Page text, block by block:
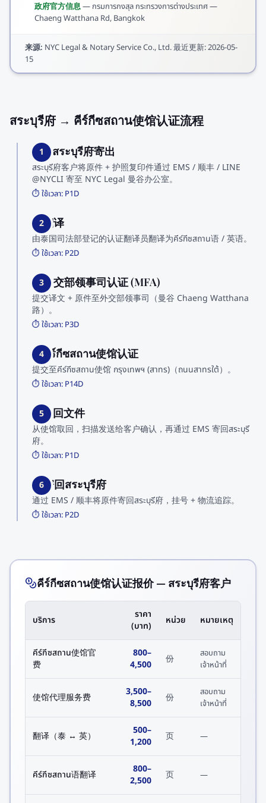
政府官方信息— กรมการกงสุล กระทรวงการต่างประเทศ —
Chaeng Watthana Rd, Bangkok
来源: NYC Legal & Notary Service Co., Ltd.最近更新:2026-05-
15
สระบุรี府 → คีร์กีซสถาน使馆认证流程
1
1. 从สระบุรี府寄出
สระบุรี府客户将原件 + 护照复印件通过 EMS / 顺丰 / LINE
@NYCLI 寄至 NYC Legal 曼谷办公室。
⏱️ ใช้เวลา: P1D
2
2. 翻译
由泰国司法部登记的认证翻译员翻译为คีร์กีซสถาน语 / 英语。
⏱️ ใช้เวลา: P2D
3
3. 外交部领事司认证 (MFA)
提交译文 + 原件至外交部领事司（曼谷 Chaeng Watthana
路）。
⏱️ ใช้เวลา: P3D
4
4. คีร์กีซสถาน使馆认证
提交至คีร์กีซสถาน使馆 กรุงเทพฯ (สาทร)（ถนนสาทรใต้）。
⏱️ ใช้เวลา: P14D
5
5. 取回文件
从使馆取回，扫描发送给客户确认，再通过 EMS 寄回สระบุรี
府。
⏱️ ใช้เวลา: P1D
6
6. 寄回สระบุรี府
通过 EMS / 顺丰将原件寄回สระบุรี府，挂号 + 物流追踪。
⏱️ ใช้เวลา: P2D
คีร์กีซสถาน使馆认证报价 — สระบุรี府客户
บริการ
ราคา
(บาท)
หน่วย หมายเหตุ
คีร์กีซสถาน使馆官
费
800–
4,500
份
สอบถาม
เจ้าหน้าที่
使馆代理服务费 3,500–
8,500
份
สอบถาม
เจ้าหน้าที่
翻译（泰 ↔ 英） 500–
1,200
页 —
คีร์กีซสถาน语翻译 800–
2,500
页 —